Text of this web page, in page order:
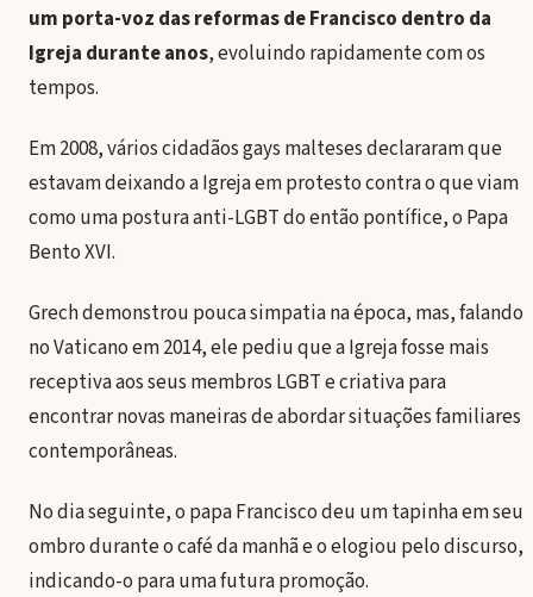
um porta-voz das reformas de Francisco dentro da
Igreja durante anos, evoluindo rapidamente com os
tempos.
Em 2008, vários cidadãos gays malteses declararam que
estavam deixando a Igreja em protesto contra o que viam
como uma postura anti-LGBT do então pontífice, o Papa
Bento XVI.
Grech demonstrou pouca simpatia na época, mas, falando
no Vaticano em 2014, ele pediu que a Igreja fosse mais
receptiva aos seus membros LGBT e criativa para
encontrar novas maneiras de abordar situações familiares
contemporâneas.
No dia seguinte, o papa Francisco deu um tapinha em seu
ombro durante o café da manhã e o elogiou pelo discurso,
indicando-o para uma futura promoção.